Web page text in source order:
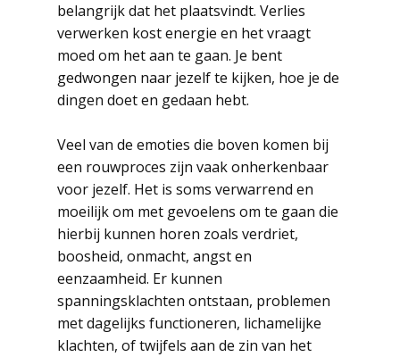
belangrijk dat het plaatsvindt. Verlies
verwerken kost energie en het vraagt
moed om het aan te gaan. Je bent
gedwongen naar jezelf te kijken, hoe je de
dingen doet en gedaan hebt.
Veel van de emoties die boven komen bij
een rouwproces zijn vaak onherkenbaar
voor jezelf. Het is soms verwarrend en
moeilijk om met gevoelens om te gaan die
hierbij kunnen horen zoals verdriet,
boosheid, onmacht, angst en
eenzaamheid. Er kunnen
spanningsklachten ontstaan, problemen
met dagelijks functioneren, lichamelijke
klachten, of twijfels aan de zin van het